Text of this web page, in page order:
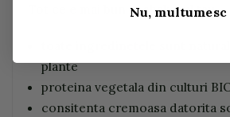
Tot ce e mai bun in shake-ul tau
plante
proteina vegetala din culturi
consitenta cremoasa datorita
Nu, multumesc